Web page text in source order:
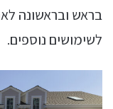
בראש ובראשונה
לשימושים נוספים.